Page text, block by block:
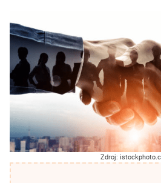
Zdroj: